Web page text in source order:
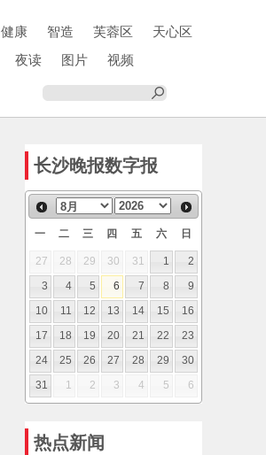
健康 智造 芙蓉区
天心区
夜读 图片 视频
长沙晚报数字报
一 二 三 四 五 六 日
27 28 29 30 31 1
2
3
4 5 6 7 8
9
10
11 12 13 14 15
16
17
18 19 20 21 22
23
24
25 26 27 28 29
30
31
1 2 3 4 5 6
热点新闻